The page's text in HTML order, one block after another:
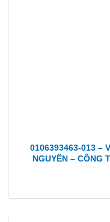
0106393463-013 –
NGUYÊN – CÔNG